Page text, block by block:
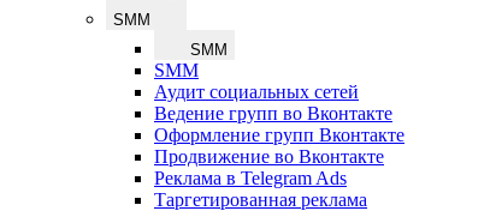
SMM
SMM
SMM
Аудит социальных сетей
Ведение групп во Вконтакте
Оформление групп Вконтакте
Продвижение во Вконтакте
Реклама в Telegram Ads
Таргетированная реклама